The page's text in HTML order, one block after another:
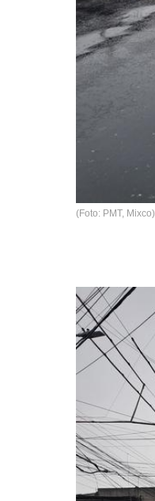
(Foto: PMT, Mixco)